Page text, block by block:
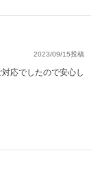
2023/09/15投稿
応でしたので安心し